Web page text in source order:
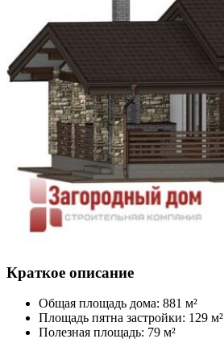
Краткое описание
Общая площадь дома: 881 м²
Площадь пятна застройки: 129 м²
Полезная площадь: 79 м²